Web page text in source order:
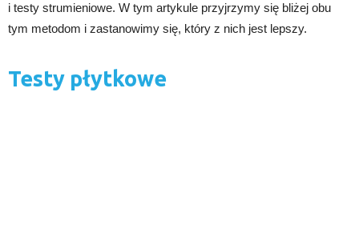
i testy strumieniowe. W tym artykule przyjrzymy się bliżej obu
tym metodom i zastanowimy się, który z nich jest lepszy.
Testy płytkowe